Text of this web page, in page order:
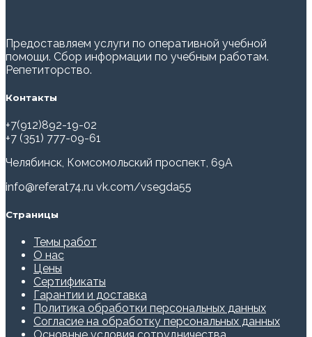
Предоставляем услуги по оперативной учебной
помощи. Сбор информации по учебным работам.
Репетиторство.
Контакты
+7(912)892-19-02
+7 (351) 777-09-61
Челябинск, Комсомольский проспект, 69А
info@referat74.ru vk.com/vsegda55
Страницы
Темы работ
О нас
Цены
Сертификаты
Гарантии и доставка
Политика обработки персональных данных
Согласие на обработку персональных данных